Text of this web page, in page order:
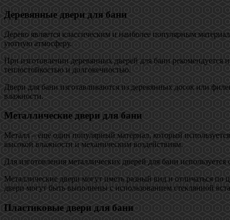
Деревянные двери для бани
Дерево является классическим и наиболее популярным
уютную атмосферу.
При изготовлении деревянных дверей для бани рекомендуется
теплостойкостью и долговечностью.
Двери для бани изготавливаются из деревянных досок или
влажности.
Металлические двери для бани
Металл – еще один популярный материал, который
высокой влажности и механическим воздействиям.
Для изготовления металлических дверей для бани
Металлические двери могут иметь разный вид и отличаться
двери могут быть выполнены с использованием стеклянной
Пластиковые двери для бани